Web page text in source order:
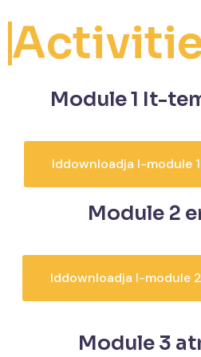
Module 1 It-
Iddownloadja l-module
Module 2
Iddownloadja l-module
Module 3